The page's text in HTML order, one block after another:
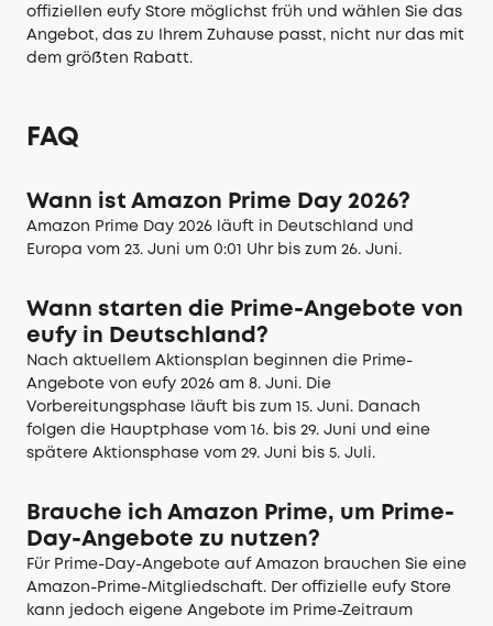
offiziellen eufy Store möglichst früh und wählen Sie das
Angebot, das zu Ihrem Zuhause passt, nicht nur das mit
dem größten Rabatt.
FAQ
Wann ist Amazon Prime Day 2026?
Amazon Prime Day 2026 läuft in Deutschland und
Europa vom 23. Juni um 0:01 Uhr bis zum 26. Juni.
Wann starten die Prime-Angebote von
eufy in Deutschland?
Nach aktuellem Aktionsplan beginnen die Prime-
Angebote von eufy 2026 am 8. Juni. Die
Vorbereitungsphase läuft bis zum 15. Juni. Danach
folgen die Hauptphase vom 16. bis 29. Juni und eine
spätere Aktionsphase vom 29. Juni bis 5. Juli.
Brauche ich Amazon Prime, um Prime-
Day-Angebote zu nutzen?
Für Prime-Day-Angebote auf Amazon brauchen Sie eine
Amazon-Prime-Mitgliedschaft. Der offizielle eufy Store
kann jedoch eigene Angebote im Prime-Zeitraum